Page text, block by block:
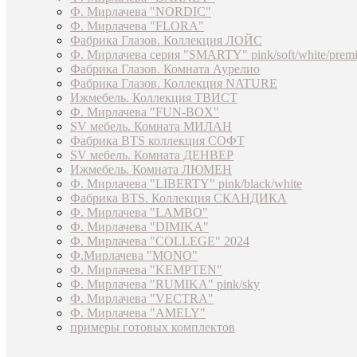
Ф. Мирлачева "NORDIC"
Ф. Мирлачева "FLORA"
Фабрика Глазов. Коллекция ЛОЙС
Ф. Мирлачева серия "SMARTY" pink/soft/white/
Фабрика Глазов. Комната Аурелио
Фабрика Глазов. Коллекция NATURE
Ижмебель. Коллекция ТВИСТ
Ф. Мирлачева "FUN-BOX"
SV мебель. Комната МИЛАН
Фабрика BTS коллекция СОФТ
SV мебель. Комната ДЕНВЕР
Ижмебель. Комната ЛЮМЕН
Ф. Мирлачева "LIBERTY" pink/black/white
Фабрика BTS. Коллекция СКАНДИКА
Ф. Мирлачева "LAMBO"
Ф. Мирлачева "DIMIKA"
Ф. Мирлачева "COLLEGE" 2024
Ф.Мирлачева "MONO"
Ф. Мирлачева "KEMPTEN"
Ф. Мирлачева "RUMIKA" pink/sky
Ф. Мирлачева "VECTRA"
Ф. Мирлачева "AMELY"
примеры готовых комплектов